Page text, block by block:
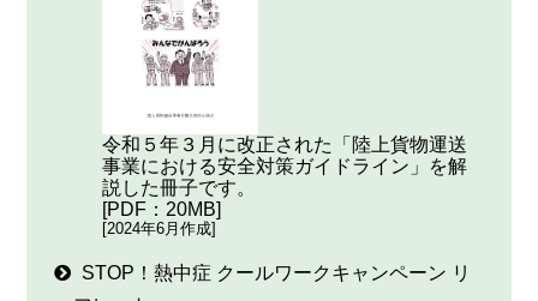
令和５年３月に改正された「陸上貨物運送
事業における安全対策ガイドライン」を解
説した冊子です。
[PDF：20MB]
[2024年6月作成]
STOP！熱中症 クールワークキャンペーン リ